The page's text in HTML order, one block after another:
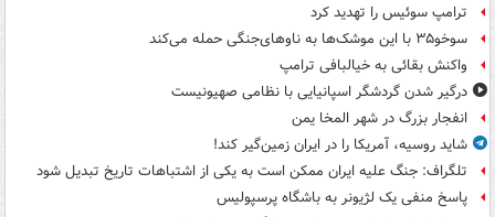
ترامپ سوئیس را تهدید کرد
سوخو۳۵ با این موشک‌ها به ناوهای‌جنگی حمله می‌کند
واکنش بقائی به خیالبافی ترامپ
درگیر شدن گردشگر اسپانیایی با نظامی صهیونیست
انفجار بزرگ در شهر المخا یمن
شاید روسیه، آمریکا را در ایران زمین‌گیر کند!
تلگراف: جنگ علیه ایران ممکن است به یکی از اشتباهات تاریخ تبدیل شود
پاسخ منفی یک لژیونر به باشگاه پرسپولیس